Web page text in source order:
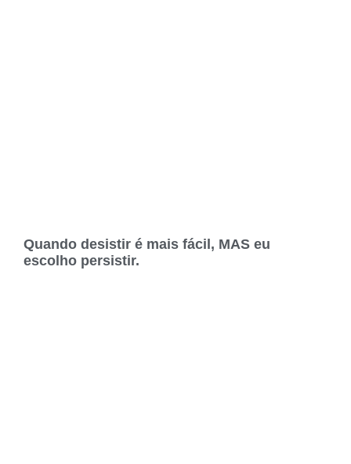
Quando desistir é mais fácil, MAS eu
escolho persistir.